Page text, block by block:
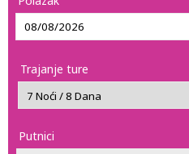
Trajanje ture
Putnici